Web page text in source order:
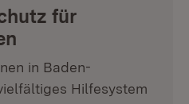
für
in Baden-
Hilfesystem